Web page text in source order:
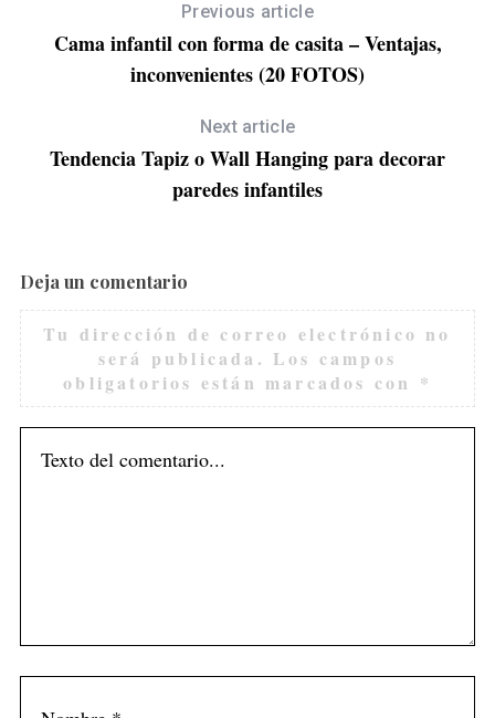
Previous article
Cama infantil con forma de casita – Ventajas,
inconvenientes (20 FOTOS)
Next article
Tendencia Tapiz o Wall Hanging para decorar
paredes infantiles
Deja un comentario
Tu dirección de correo electrónico no
será publicada. Los campos
obligatorios están marcados con *